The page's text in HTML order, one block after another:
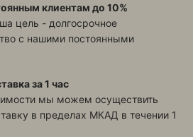
клиентам до 10%
цель - долгосрочное
с нашими постоянными
за 1 час
мы можем осуществить
в пределах МКАД в течении 1